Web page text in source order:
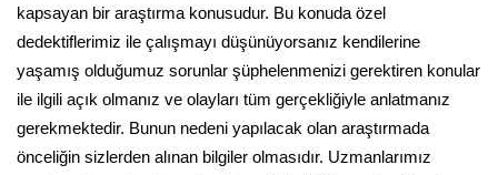
kapsayan bir araştırma konusudur. Bu konuda özel
dedektiflerimiz ile çalışmayı düşünüyorsanız kendilerine
yaşamış olduğumuz sorunlar şüphelenmenizi gerektiren konular
ile ilgili açık olmanız ve olayları tüm gerçekliğiyle anlatmanız
gerekmektedir. Bunun nedeni yapılacak olan araştırmada
önceliğin sizlerden alınan bilgiler olmasıdır. Uzmanlarımız